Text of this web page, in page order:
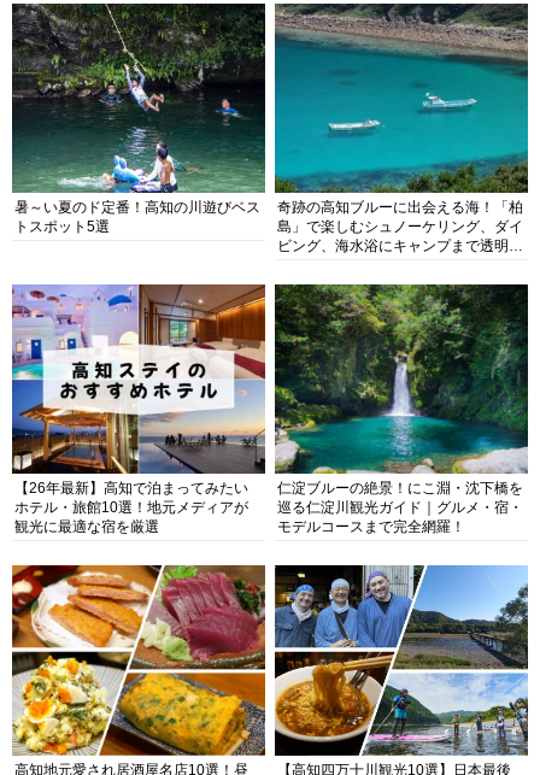
暑～い夏のド定番！高知の川遊びベス
トスポット5選
奇跡の高知ブルーに出会える海！「柏
島」で楽しむシュノーケリング、ダイ
ビング、海水浴にキャンプまで透明度
【26年最新】高知で泊まってみたい
ホテル・旅館10選！地元メディアが
観光に最適な宿を厳選
仁淀ブルーの絶景！にこ淵・沈下橋を
巡る仁淀川観光ガイド｜グルメ・宿・
モデルコースまで完全網羅！
高知地元愛され居酒屋名店10選！昼
【高知四万十川観光10選】日本最後